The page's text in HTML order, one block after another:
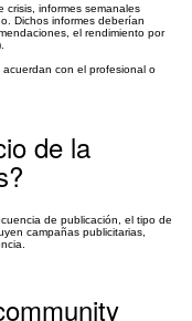
crisis, informes semanales
Dichos informes deberían
el rendimiento por
con el profesional o
de la
de publicación, el tipo de
campañas publicitarias,